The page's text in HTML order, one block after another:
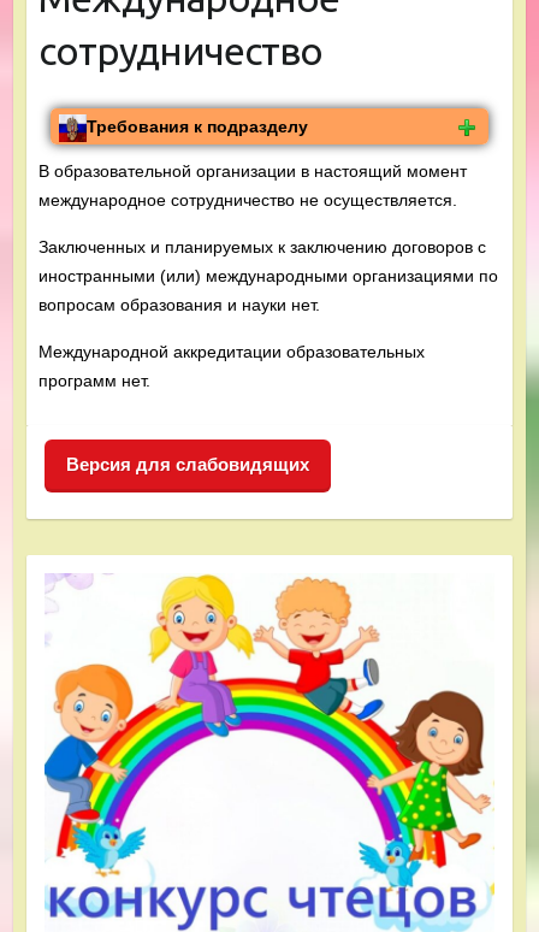
сотрудничество
Требования к подразделу
В образовательной организации в настоящий момент
международное сотрудничество не осуществляется.
Заключенных и планируемых к заключению договоров с
иностранными (или) международными организациями по
вопросам образования и науки нет.
Международной аккредитации образовательных
программ нет.
Версия для слабовидящих